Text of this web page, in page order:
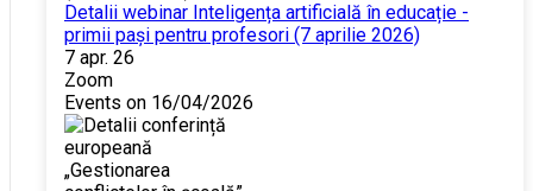
Detalii webinar Inteligența artificială în educație -
primii pași pentru profesori (7 aprilie 2026)
7 apr. 26
Zoom
Events on 16/04/2026